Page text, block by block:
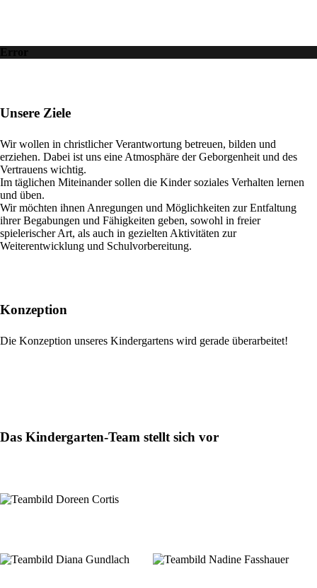
Error
Unsere Ziele
Wir wollen in christlicher Verantwortung betreuen, bilden und
erziehen. Dabei ist uns eine Atmosphäre der Geborgenheit und des
Vertrauens wichtig.
Im täglichen Miteinander sollen die Kinder soziales Verhalten lernen
und üben.
Wir möchten ihnen Anregungen und Möglichkeiten zur Entfaltung
ihrer Begabungen und Fähigkeiten geben, sowohl in freier
spielerischer Art, als auch in gezielten Aktivitäten zur
Weiterentwicklung und Schulvorbereitung.
Konzeption
Die Konzeption unseres Kindergartens wird gerade überarbeitet!
Das Kindergarten-Team stellt sich vor